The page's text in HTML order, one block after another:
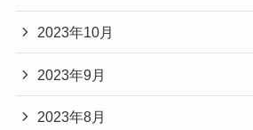
2023年10月
2023年9月
2023年8月